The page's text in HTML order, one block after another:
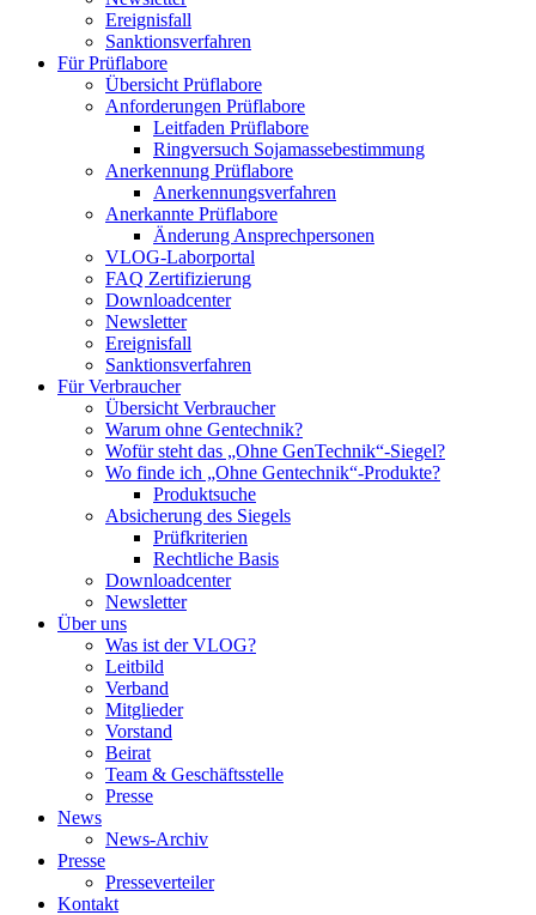
Ereignisfall
Sanktionsverfahren
Für Prüflabore
Übersicht Prüflabore
Anforderungen Prüflabore
Leitfaden Prüflabore
Ringversuch Sojamassebestimmung
Anerkennung Prüflabore
Anerkennungsverfahren
Anerkannte Prüflabore
Änderung Ansprechpersonen
VLOG-Laborportal
FAQ Zertifizierung
Downloadcenter
Newsletter
Ereignisfall
Sanktionsverfahren
Für Verbraucher
Übersicht Verbraucher
Warum ohne Gentechnik?
Wofür steht das „Ohne GenTechnik“-Siegel?
Wo finde ich „Ohne Gentechnik“-Produkte?
Produktsuche
Absicherung des Siegels
Prüfkriterien
Rechtliche Basis
Downloadcenter
Newsletter
Über uns
Was ist der VLOG?
Leitbild
Verband
Mitglieder
Vorstand
Beirat
Team & Geschäftsstelle
Presse
News
News-Archiv
Presse
Presseverteiler
Kontakt